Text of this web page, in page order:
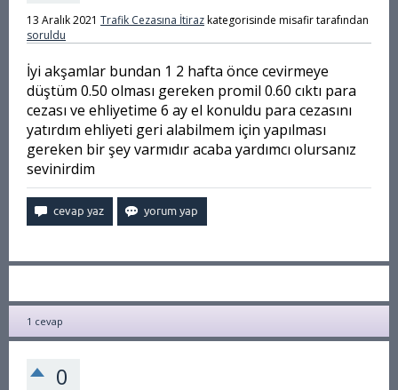
13 Aralık 2021 Trafik Cezasına İtirazkategorisinde misafirtarafından
soruldu
İyi akşamlar bundan 1 2 hafta önce cevirmeye
düştüm 0.50 olması gereken promil 0.60 cıktı para
cezası ve ehliyetime 6 ay el konuldu para cezasını
yatırdım ehliyeti geri alabilmem için yapılması
gereken bir şey varmıdır acaba yardımcı olursanız
sevinirdim
1 cevap
0